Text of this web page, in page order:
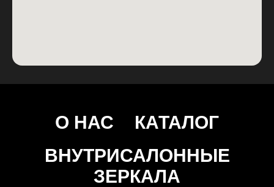
О НАС
КАТАЛОГ
ВНУТРИСАЛОННЫЕ
ЗЕРКАЛА